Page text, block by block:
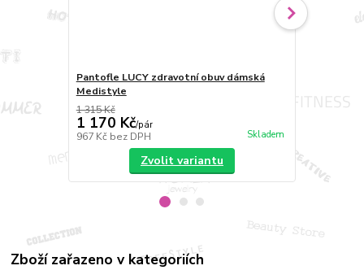
Pantofle LUCY zdravotní obuv dámská
Medistyle
1 315 Kč
1 170 Kč/pár
967 Kč bez DPH Skladem
Zvolit variantu
1 193 Kč
Zboží zařazeno v kategoriích